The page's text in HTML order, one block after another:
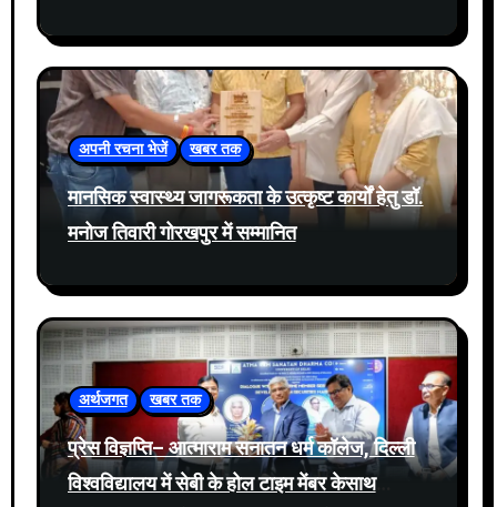
अपनी रचना भेजें खबर तक
मानसिक स्वास्थ्य जागरूकता के उत्कृष्ट कार्यों हेतु डॉ.
मनोज तिवारी गोरखपुर में सम्मानित
अर्थजगत खबर तक
प्रेस विज्ञप्ति– आत्माराम सनातन धर्म कॉलेज, दिल्ली
विश्वविद्यालय में सेबी के होल टाइम मेंबर केसाथ